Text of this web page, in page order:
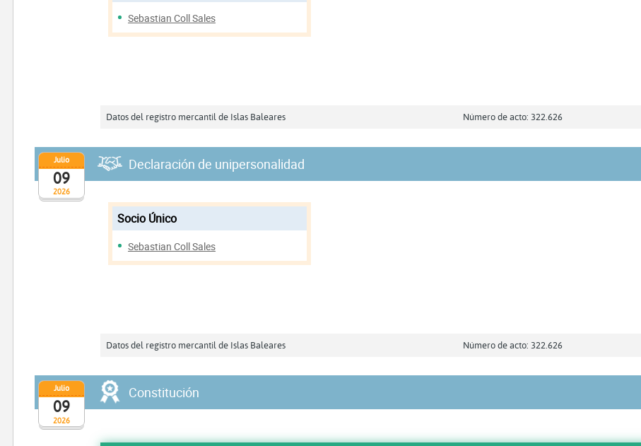
Sebastian Coll Sales
Datos del registro mercantil de Islas Baleares Número de acto: 322.626
2026
Julio
09
Declaración de unipersonalidad
Socio Único
Sebastian Coll Sales
Datos del registro mercantil de Islas Baleares Número de acto: 322.626
2026
Julio
09
Constitución